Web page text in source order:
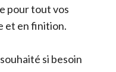
pour tout vos
et en finition.
si besoin